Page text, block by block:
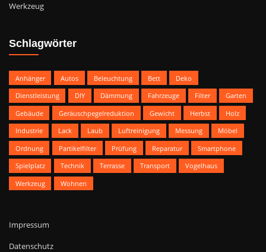
Werkzeug
Schlagwörter
Anhänger Autos Beleuchtung Bett
Deko
Dienstleistung
DIY Dämmung Fahrzeuge Filter
Garten
Gebäude
Geräuschpegelreduktion Gewicht Herbst
Holz
Industrie
Lack Laub Luftreinigung Messung
Möbel
Ordnung
Partikelfilter Prüfung Reparatur
Smartphone
Spielplatz
Technik Terrasse Transport
Vogelhaus
Werkzeug
Wohnen
Impressum
Datenschutz